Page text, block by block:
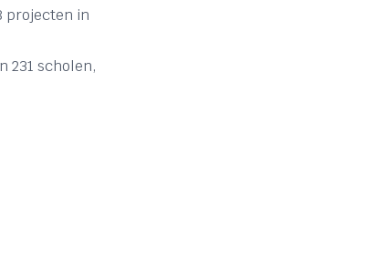
projecten in
231 scholen,